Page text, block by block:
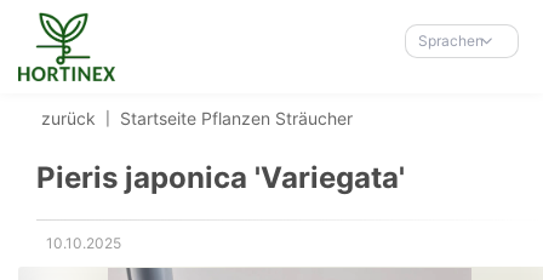
Accessibility-
Modus
aktivieren
Navigation
Inhalt
Sprachen
zurück Startseite Pflanzen Sträucher
Pieris japonica 'Variegata'
Erstellungsdatum:
10.10.2025